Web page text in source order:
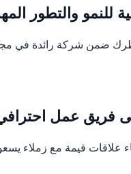
للنمو والتطور
ضمن شركة رائدة في
فريق عمل
علاقات قيمة مع زملاء